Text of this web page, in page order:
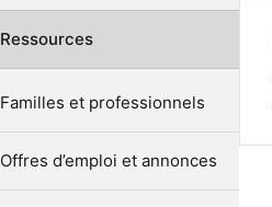
Ressources
Familles et professionnels
Offres d’emploi et annonces